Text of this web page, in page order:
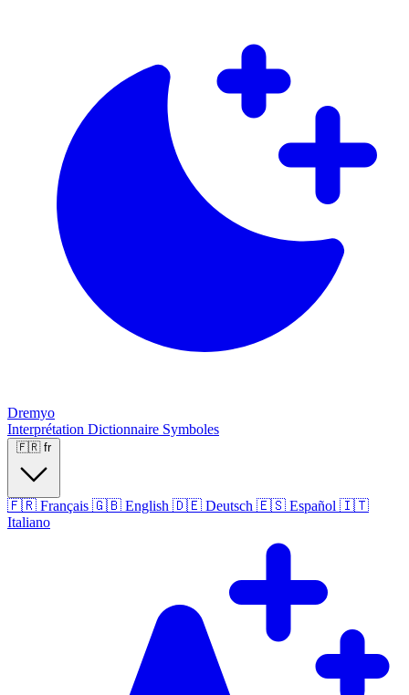
Dremyo
Interprétation Dictionnaire Symboles
🇫🇷 fr
🇫🇷 Français 🇬🇧 English 🇩🇪 Deutsch 🇪🇸 Español 🇮🇹
Italiano